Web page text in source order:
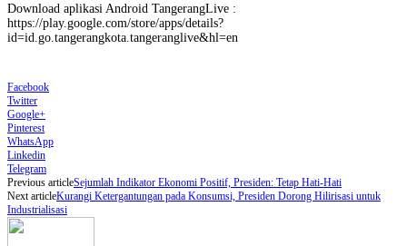
Download aplikasi Android TangerangLive :
https://play.google.com/store/apps/details?
id=id.go.tangerangkota.tangeranglive&hl=en
Facebook
Twitter
Google+
Pinterest
WhatsApp
Linkedin
Telegram
Previous articleSejumlah Indikator Ekonomi Positif, Presiden: Tetap Hati-Hati
Next articleKurangi Ketergantungan pada Konsumsi, Presiden Dorong Hilirisasi untuk
Industrialisasi